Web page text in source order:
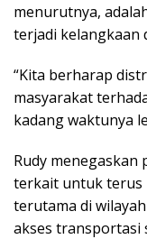
menurutnya,
terjadi kelangkaan
“Kita berharap
masyarakat
kadang waktunya
Rudy
terkait untuk terus
terutama di
akses transportasi